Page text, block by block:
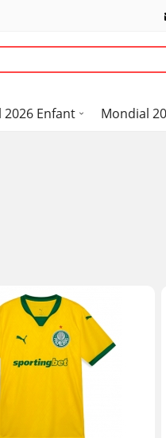
2026 Enfant Mondial